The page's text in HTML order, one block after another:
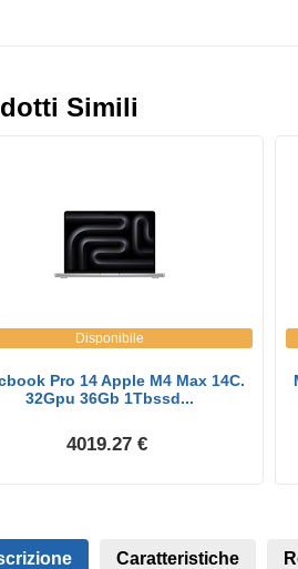
Simili
Disponibile
Pro 14 Apple M4 Max 14C.
32Gpu 36Gb 1Tbssd...
4019.27 €
Caratteristiche